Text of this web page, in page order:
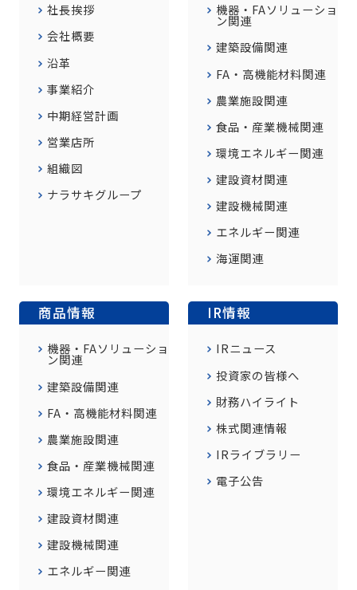
社長挨拶
会社概要
沿革
事業紹介
中期経営計画
営業店所
組織図
ナラサキグループ
機器・FAソリューショ
ン関連
建築設備関連
FA・高機能材料関連
農業施設関連
食品・産業機械関連
環境エネルギー関連
建設資材関連
建設機械関連
エネルギー関連
海運関連
商品情報
機器・FAソリューショ
ン関連
建築設備関連
FA・高機能材料関連
農業施設関連
食品・産業機械関連
環境エネルギー関連
建設資材関連
建設機械関連
エネルギー関連
IR情報
IRニュース
投資家の皆様へ
財務ハイライト
株式関連情報
IRライブラリー
電子公告